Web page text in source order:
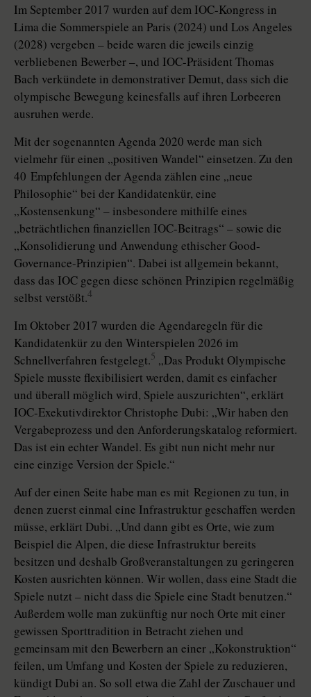
Im September 2017 wurden auf dem IOC-Kongress in
Lima die Sommerspiele an Paris (2024) und Los Angeles
(2028) vergeben – beide waren die jeweils einzig
verbliebenen Bewerber –, und IOC-Präsident Thomas
Bach verkündete in demonstrativer Demut, dass sich die
olympische Bewegung keinesfalls auf ihren Lorbeeren
ausruhen werde.
Mit der sogenannten Agenda 2020 werde man sich
vielmehr für einen „positiven Wandel“ einsetzen. Zu den
40 Empfehlungen der Agenda zählen eine „neue
Philosophie“ bei der Kan­didatenkür, eine
„Kostensenkung“ – insbesondere mithilfe eines
„beträchtlichen finanziellen IOC-Beitrags“ – sowie die
„Konsolidierung und Anwendung ethischer Good-
Governance-Prinzi­pien“. Dabei ist allgemein bekannt,
dass das IOC gegen diese schönen Prinzipien regelmäßig
selbst verstößt.4
Im Oktober 2017 wurden die Agendaregeln für die
Kandidatenkür zu den Winterspielen 2026 im
Schnellverfahren festgelegt.5 „Das Produkt Olympische
Spiele musste flexibilisiert werden, damit es einfacher
und überall möglich wird, Spiele auszurichten“, erklärt
IOC-Exekutivdirektor Christophe Dubi: „Wir haben den
Vergabeprozess und den Anforderungskatalog reformiert.
Das ist ein echter Wandel. Es gibt nun nicht mehr nur
eine einzige Version der Spiele.“
Auf der einen Seite habe man es mit Regionen zu tun, in
denen zuerst einmal eine Infrastruktur geschaffen werden
müsse, erklärt Dubi. „Und dann gibt es Orte, wie zum
Beispiel die Alpen, die diese Infrastruktur bereits
besitzen und deshalb Großveranstaltungen zu geringeren
Kosten ausrichten können. Wir wollen, dass eine Stadt die
Spiele nutzt – nicht dass die Spiele eine Stadt benutzen.“
Außerdem wolle man zukünftig nur noch Orte mit einer
gewissen Sporttradition in Betracht ziehen und
gemeinsam mit den Bewerbern an einer „Kokonstruktion“
feilen, um Umfang und Kosten der Spiele zu reduzieren,
kündigt Dubi an. So soll etwa die Zahl der Zuschauer und